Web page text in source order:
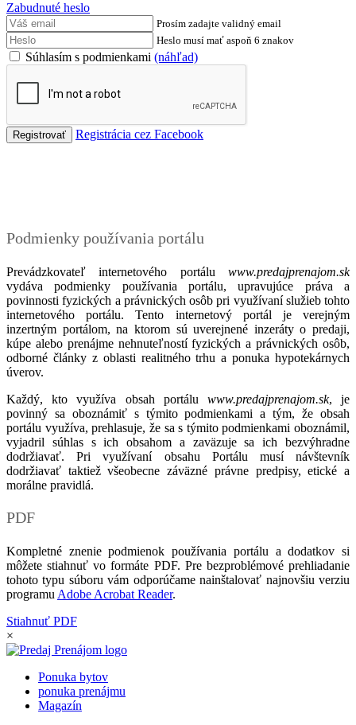
Zabudnuté heslo
Prosím zadajte validný email
Heslo musí mať aspoň 6 znakov
Súhlasím s podmienkami (náhľad)
Registrácia cez Facebook
Podmienky používania portálu
Prevádzkovateľ internetového portálu www.predajprenajom.sk
vydáva podmienky používania portálu, upravujúce práva a
povinnosti fyzických a právnických osôb pri využívaní služieb tohto
internetového portálu. Tento internetový portál je verejným
inzertným portálom, na ktorom sú uverejnené inzeráty o predaji,
kúpe alebo prenájme nehnuteľností fyzických a právnických osôb,
odborné články z oblasti realitného trhu a ponuka hypotekárnych
úverov.
Každý, kto využíva obsah portálu www.predajprenajom.sk, je
povinný sa oboznámiť s týmito podmienkami a tým, že obsah
portálu využíva, prehlasuje, že sa s týmito podmienkami oboznámil,
vyjadril súhlas s ich obsahom a zaväzuje sa ich bezvýhradne
dodržiavať. Pri využívaní obsahu Portálu musí návštevník
dodržiavať taktiež všeobecne záväzné právne predpisy, etické a
morálne pravidlá.
PDF
Kompletné znenie podmienok používania portálu a dodatkov si
môžete stiahnuť vo formáte PDF. Pre bezproblémové prehliadanie
tohoto typu súboru vám odporúčame nainštalovať najnovšiu verziu
programu Adobe Acrobat Reader.
Stiahnuť PDF
×
Ponuka bytov
ponuka prenájmu
Magazín